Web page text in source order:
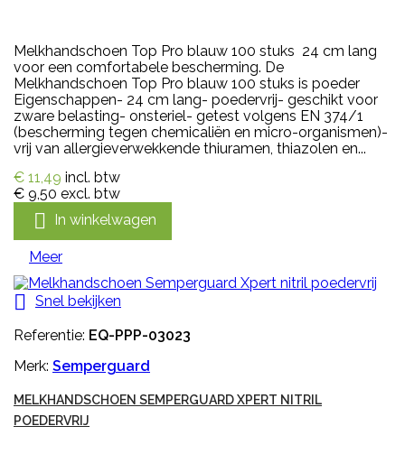
Melkhandschoen Top Pro blauw 100 stuks 24 cm lang
voor een comfortabele bescherming. De
Melkhandschoen Top Pro blauw 100 stuks is poeder
Eigenschappen- 24 cm lang- poedervrij- geschikt voor
zware belasting- onsteriel- getest volgens EN 374/1
(bescherming tegen chemicaliën en micro-organismen)-
vrij van allergieverwekkende thiuramen, thiazolen en...
€ 11,49 incl. btw
€ 9,50 excl. btw
 In winkelwagen
Meer
 Snel bekijken
Referentie: EQ-PPP-03023
Merk: Semperguard
MELKHANDSCHOEN SEMPERGUARD XPERT NITRIL
POEDERVRIJ